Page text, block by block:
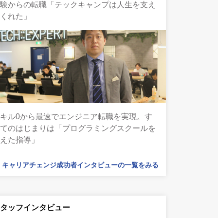
からの転職「テックキャンプは人生を支え
れた」
ル0から最速でエンジニア転職を実現。す
のはじまりは「プログラミングスクールを
た指導」
キャリアチェンジ成功者インタビューの一覧をみる
ッフインタビュー